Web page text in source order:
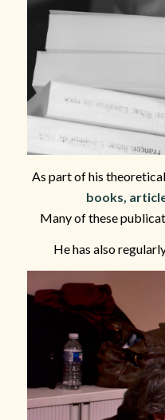
As part of his
books,
Many of these
He has also